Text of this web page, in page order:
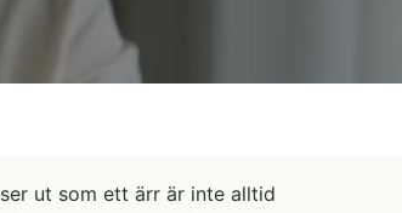
ut som ett ärr är inte alltid